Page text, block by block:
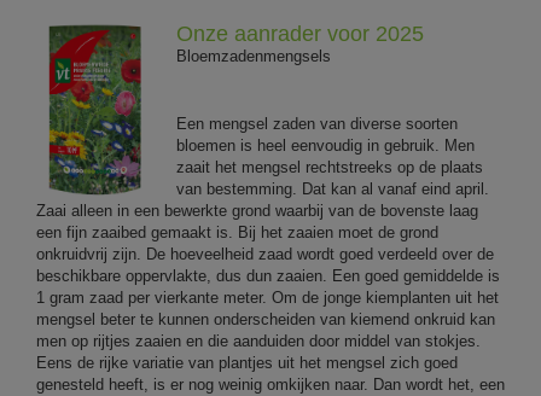
Onze aanrader voor 2025
Bloemzadenmengsels
Een mengsel zaden van diverse soorten
bloemen is heel eenvoudig in gebruik. Men
zaait het mengsel rechtstreeks op de plaats
van bestemming. Dat kan al vanaf eind april.
Zaai alleen in een bewerkte grond waarbij van de bovenste laag
een fijn zaaibed gemaakt is. Bij het zaaien moet de grond
onkruidvrij zijn. De hoeveelheid zaad wordt goed verdeeld over de
beschikbare oppervlakte, dus dun zaaien. Een goed gemiddelde is
1 gram zaad per vierkante meter. Om de jonge kiemplanten uit het
mengsel beter te kunnen onderscheiden van kiemend onkruid kan
men op rijtjes zaaien en die aanduiden door middel van stokjes.
Eens de rijke variatie van plantjes uit het mengsel zich goed
genesteld heeft, is er nog weinig omkijken naar. Dan wordt het, een